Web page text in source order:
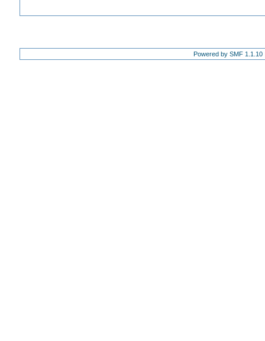
Powered by SMF 1.1.10